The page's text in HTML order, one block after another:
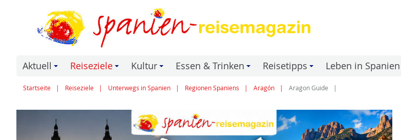
Aktuell Reiseziele Kultur Essen & Trinken Reisetipps Leben in Spanien
Startseite Reiseziele Unterwegs in Spanien Regionen Spaniens Aragón Aragon Guide